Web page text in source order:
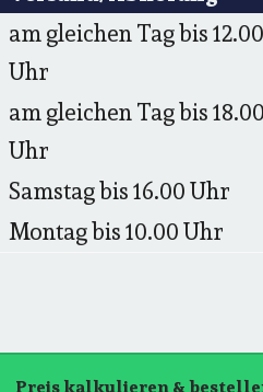
am gleichen Tag bis 12.00
Uhr
am gleichen Tag bis
Uhr
Samstag bis 16.00 Uhr
Montag bis 10.00 Uhr